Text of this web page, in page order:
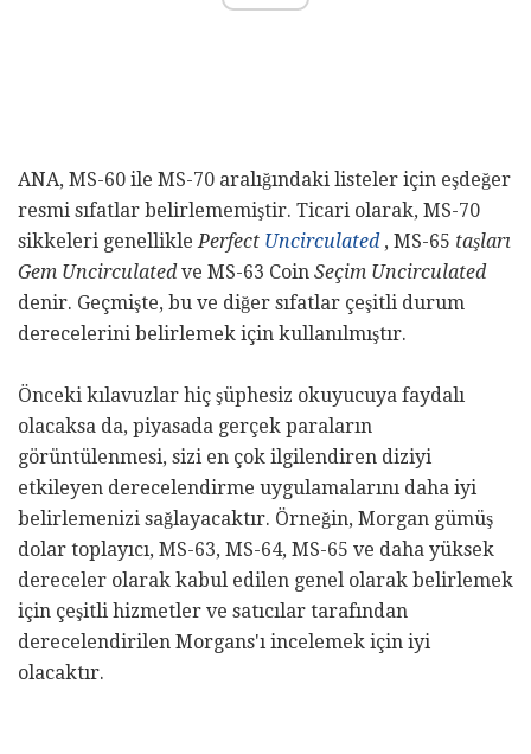
ANA, MS-60 ile MS-70 aralığındaki listeler için eşdeğer
resmi sıfatlar belirlememiştir. Ticari olarak, MS-70
sikkeleri genelliklePerfect Uncirculated , MS-65 taşları
Gem Uncirculated ve MS-63 Coin Seçim Uncirculated
denir. Geçmişte, bu ve diğer sıfatlar çeşitli durum
derecelerini belirlemek için kullanılmıştır.
Önceki kılavuzlar hiç şüphesiz okuyucuya faydalı
olacaksa da, piyasada gerçek paraların
görüntülenmesi, sizi en çok ilgilendiren diziyi
etkileyen derecelendirme uygulamalarını daha iyi
belirlemenizi sağlayacaktır. Örneğin, Morgan gümüş
dolar toplayıcı, MS-63, MS-64, MS-65 ve daha yüksek
dereceler olarak kabul edilen genel olarak belirlemek
için çeşitli hizmetler ve satıcılar tarafından
derecelendirilen Morgans'ı incelemek için iyi
olacaktır.